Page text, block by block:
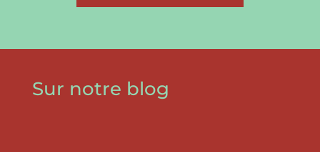
Sur notre blog